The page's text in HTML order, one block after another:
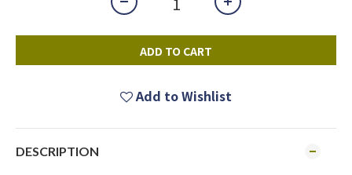
ADD TO CART
Add to Wishlist
DESCRIPTION